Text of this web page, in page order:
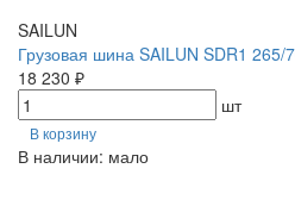
SAILUN
Грузовая шина SAILUN SDR1 265/
18 230 ₽
шт
В корзину
В наличии: мало